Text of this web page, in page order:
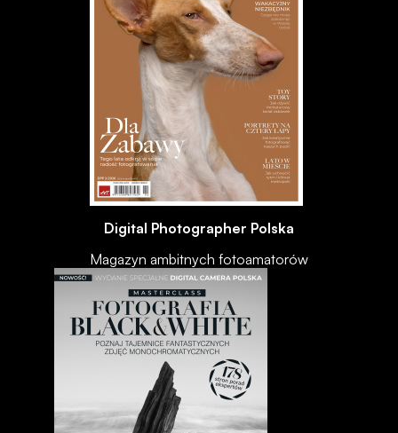
Digital Photographer Polska
Magazyn ambitnych fotoamatorów